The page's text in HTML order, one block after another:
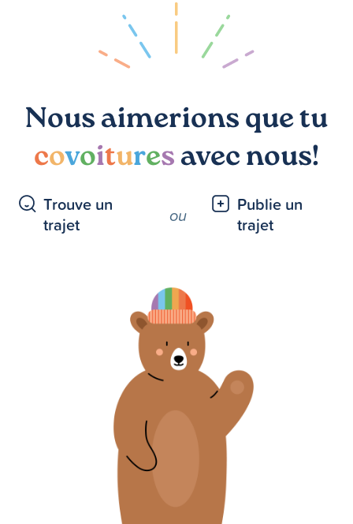
Nous aimerions que tu
covoituresavec nous!
Trouve un
trajet
ou
Publie un
trajet